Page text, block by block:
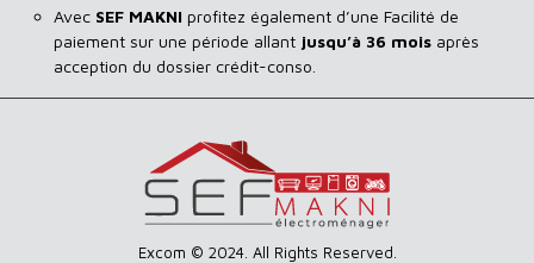
Avec SEF MAKNI profitez également d’une Facilité de
paiement sur une période allant jusqu’à 36 mois après
acception du dossier crédit-conso.
Excom © 2024. All Rights Reserved.